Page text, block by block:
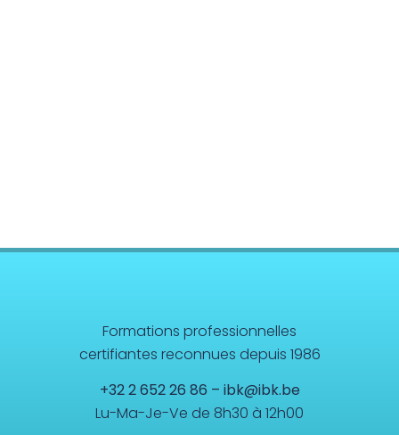
Formations professionnelles
certifiantes reconnues depuis 1986
+32 2 652 26 86 – ibk@ibk.be
Lu-Ma-Je-Ve de 8h30 à 12h00